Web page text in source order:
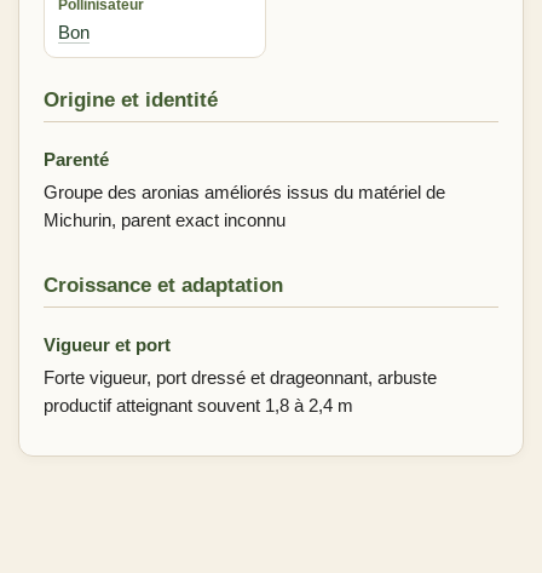
Pollinisateur
Bon
Origine et identité
Parenté
Groupe des aronias améliorés issus du matériel de
Michurin, parent exact inconnu
Croissance et adaptation
Vigueur et port
Forte vigueur, port dressé et drageonnant, arbuste
productif atteignant souvent 1,8 à 2,4 m